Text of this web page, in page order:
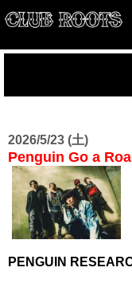
2026/5/23 (土)
Penguin Go a
PENGUIN